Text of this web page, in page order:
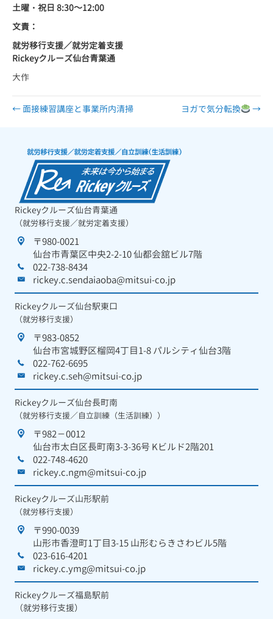
土曜・祝日 8:30～12:00
文責：
就労移行支援／就労定着支援
Rickeyクルーズ仙台青葉通
大作
← 面接練習講座と事業所内清掃 ヨガで気分転換 →
Rickeyクルーズ仙台青葉通
（就労移行支援／就労定着支援）
〒980-0021
仙台市青葉区中央2-2-10 仙都会舘ビル7階
022-738-8434
rickey.c.sendaiaoba@mitsui-co.jp
Rickeyクルーズ仙台駅東口
（就労移行支援）
〒983-0852
仙台市宮城野区榴岡4丁目1-8 パルシティ仙台3階
022-762-6695
rickey.c.seh@mitsui-co.jp
Rickeyクルーズ仙台長町南
（就労移行支援／自立訓練（生活訓練））
〒982－0012
仙台市太白区長町南3-3-36号 Kビルド2階201
022-748-4620
rickey.c.ngm@mitsui-co.jp
Rickeyクルーズ山形駅前
（就労移行支援）
〒990-0039
山形市香澄町1丁目3-15 山形むらきさわビル5階
023-616-4201
rickey.c.ymg@mitsui-co.jp
Rickeyクルーズ福島駅前
（就労移行支援）